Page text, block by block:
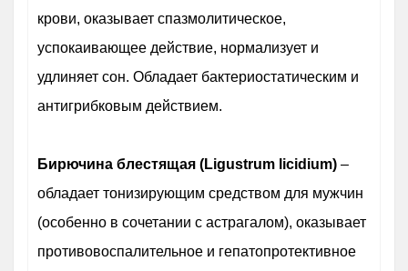
крови, оказывает спазмолитическое,
успокаивающее действие, нормализует и
удлиняет сон. Обладает бактериостатическим и
антигрибковым действием.
Бирючина блестящая (Ligustrum licidium) –
обладает тонизирующим средством для мужчин
(особенно в сочетании с астрагалом), оказывает
противовоспалительное и гепатопротективное